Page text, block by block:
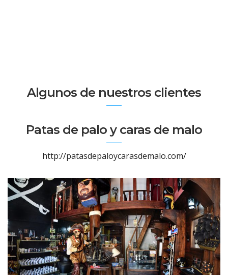
Algunos de nuestros clientes
Patas de palo y caras de malo
http://patasdepaloycarasdemalo.com/